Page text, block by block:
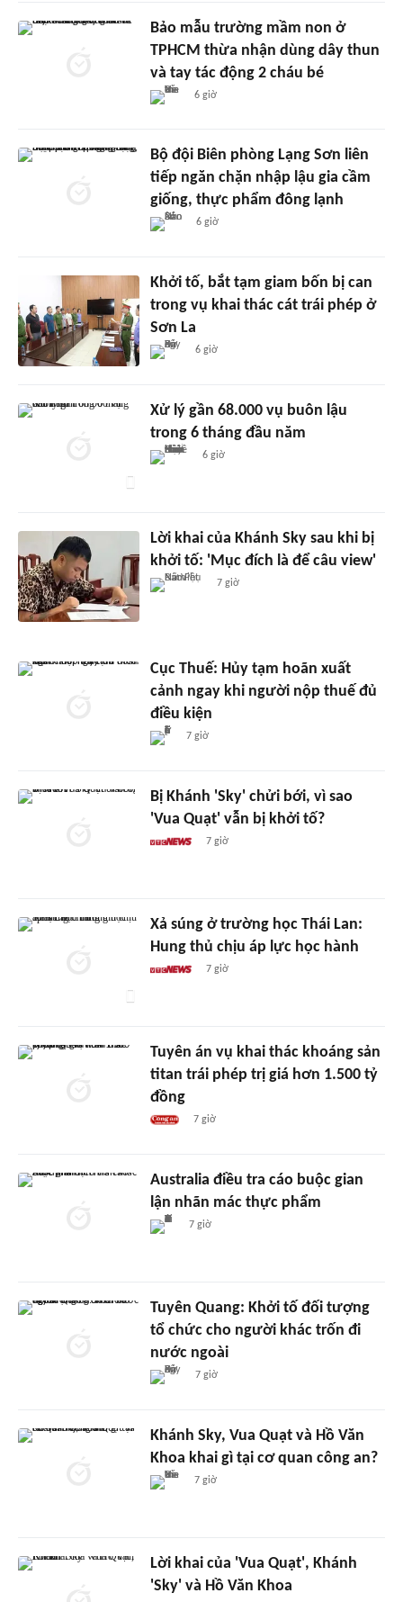
Bảo mẫu trường mầm non ở
TPHCM thừa nhận dùng dây thun
và tay tác động 2 cháu bé
6 giờ
Bộ đội Biên phòng Lạng Sơn liên
tiếp ngăn chặn nhập lậu gia cầm
giống, thực phẩm đông lạnh
6 giờ
Khởi tố, bắt tạm giam bốn bị can
trong vụ khai thác cát trái phép ở
Sơn La
6 giờ
Xử lý gần 68.000 vụ buôn lậu
trong 6 tháng đầu năm
6 giờ
Lời khai của Khánh Sky sau khi bị
khởi tố: 'Mục đích là để câu view'
7 giờ
Cục Thuế: Hủy tạm hoãn xuất
cảnh ngay khi người nộp thuế đủ
điều kiện
7 giờ
Bị Khánh 'Sky' chửi bới, vì sao
'Vua Quạt' vẫn bị khởi tố?
7 giờ
Xả súng ở trường học Thái Lan:
Hung thủ chịu áp lực học hành
7 giờ
Tuyên án vụ khai thác khoáng sản
titan trái phép trị giá hơn 1.500 tỷ
đồng
7 giờ
Australia điều tra cáo buộc gian
lận nhãn mác thực phẩm
7 giờ
Tuyên Quang: Khởi tố đối tượng
tổ chức cho người khác trốn đi
nước ngoài
7 giờ
Khánh Sky, Vua Quạt và Hồ Văn
Khoa khai gì tại cơ quan công an?
7 giờ
Lời khai của 'Vua Quạt', Khánh
'Sky' và Hồ Văn Khoa